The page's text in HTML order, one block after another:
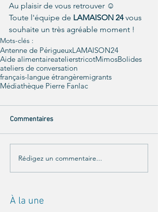
Au plaisir de vous retrouver ☺
Toute l'équipe de LAMAISON 24 vous
souhaite un très agréable moment !
Mots-clés :
Antenne de PérigueuxLAMAISON24
Aide alimentaireatelierstricotMimosBolides
ateliers de conversation
français-langue étrangèremigrants
Médiathèque Pierre Fanlac
Commentaires
Rédigez un commentaire...
À la une